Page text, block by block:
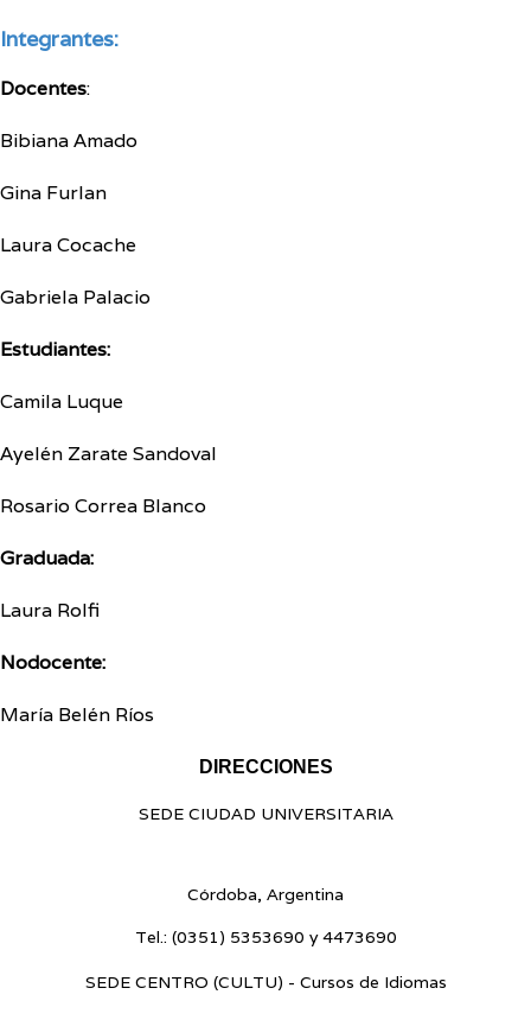
Integrantes:
Docentes:
Bibiana Amado
Gina Furlan
Laura Cocache
Gabriela Palacio
Estudiantes:
Camila Luque
Ayelén Zarate Sandoval
Rosario Correa Blanco
Graduada:
Laura Rolfi
Nodocente:
María Belén Ríos
DIRECCIONES
SEDE CIUDAD UNIVERSITARIA
Córdoba, Argentina
Tel.: (0351) 5353690 y 4473690
SEDE CENTRO (CULTU) - Cursos de Idiomas